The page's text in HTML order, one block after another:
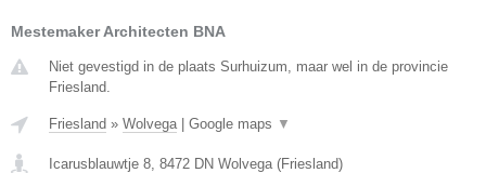
Mestemaker Architecten BNA
Niet gevestigd in de plaats Surhuizum, maar wel in de provincie
Friesland.
Friesland » Wolvega| Google maps ▼
Icarusblauwtje 8, 8472 DN Wolvega(Friesland)